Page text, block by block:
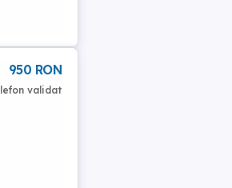
950 RON
validat